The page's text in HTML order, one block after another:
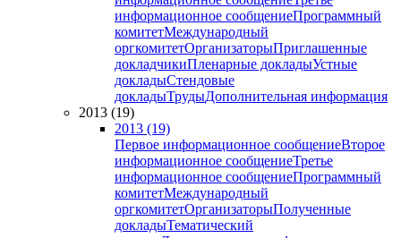
информационное сообщениеПрограммный
комитетМеждународный
оргкомитетОрганизаторыПриглашенные
докладчикиПленарные докладыУстные
докладыСтендовые
докладыТрудыДополнительная информация
2013 (19)
2013 (19)
Первое информационное сообщениеВторое
информационное сообщениеТретье
информационное сообщениеПрограммный
комитетМеждународный
оргкомитетОрганизаторыПолученные
докладыТематический